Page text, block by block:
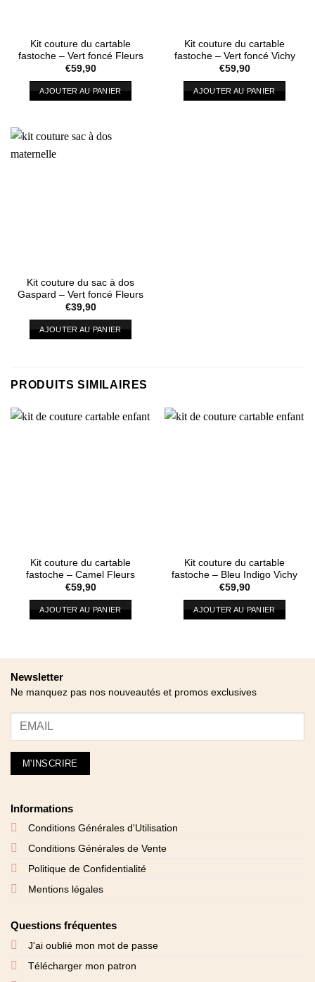
Kit couture du cartable
fastoche – Vert foncé Fleurs
€59,90
AJOUTER AU PANIER
Kit couture du cartable
fastoche – Vert foncé Vichy
€59,90
AJOUTER AU PANIER
Kit couture du sac à dos
Gaspard – Vert foncé Fleurs
€39,90
AJOUTER AU PANIER
PRODUITS SIMILAIRES
Kit couture du cartable
fastoche – Camel Fleurs
€59,90
AJOUTER AU PANIER
Kit couture du cartable
fastoche – Bleu Indigo Vichy
€59,90
AJOUTER AU PANIER
Newsletter
Ne manquez pas nos nouveautés et promos exclusives
Informations
Conditions Générales d'Utilisation
Conditions Générales de Vente
Politique de Confidentialité
Mentions légales
Questions fréquentes
J'ai oublié mon mot de passe
Télécharger mon patron